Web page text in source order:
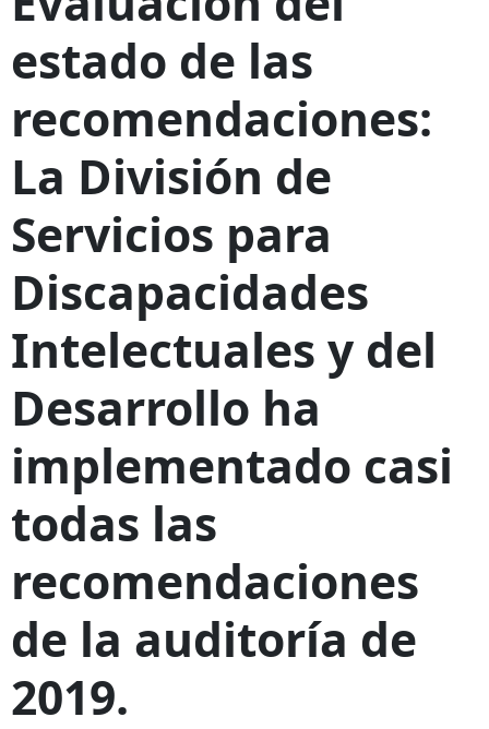
estado de las
recomendaciones:
La División de
Servicios para
Discapacidades
Intelectuales y del
Desarrollo ha
implementado casi
todas las
recomendaciones
de la auditoría de
2019.